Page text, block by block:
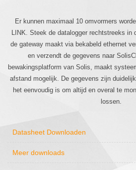
Er kunnen maximaal 10 omvormers
LINK. Steek de datalogger rechtstreeks in
de gateway maakt via bekabeld ethernet
en verzendt de gegevens naar
bewakingsplatform van Solis, maakt
afstand mogelijk. De gegevens zijn
het eenvoudig is om altijd en overal te
lossen.
Datasheet Downloaden
Meer downloads